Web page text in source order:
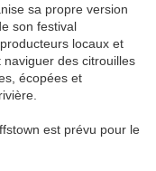
sa propre version
son festival
locaux et
des citrouilles
écopées et
est prévu pour le